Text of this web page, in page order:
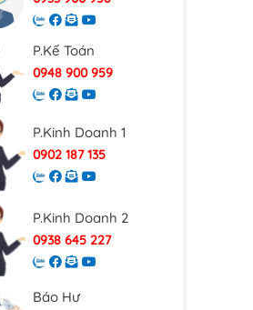
P.Kế Toán
0948 900 959
P.Kinh Doanh 1
0902 187 135
P.Kinh Doanh 2
0938 645 227
Báo Hư